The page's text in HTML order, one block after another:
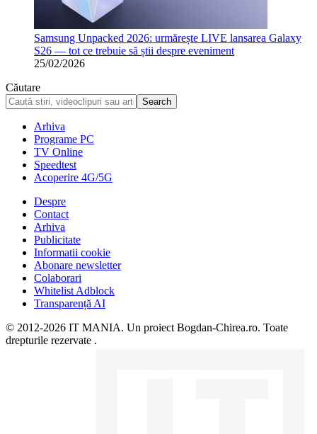
Samsung Unpacked 2026: urmărește LIVE lansarea Galaxy
S26 — tot ce trebuie să știi despre eveniment
25/02/2026
Căutare
Arhiva
Programe PC
TV Online
Speedtest
Acoperire 4G/5G
Despre
Contact
Arhiva
Publicitate
Informatii cookie
Abonare newsletter
Colaborari
Whitelist Adblock
Transparență AI
© 2012-2026 IT MANIA. Un proiect Bogdan-Chirea.ro. Toate
drepturile rezervate .